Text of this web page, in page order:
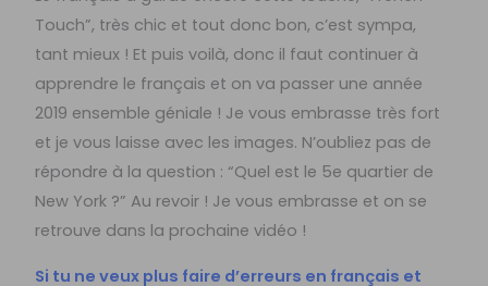
Touch”, très chic et tout donc bon, c’est sympa,
tant mieux ! Et puis voilà, donc il faut continuer à
apprendre le français et on va passer une année
2019 ensemble géniale ! Je vous embrasse très fort
et je vous laisse avec les images. N’oubliez pas de
répondre à la question : “Quel est le 5e quartier de
New York ?” Au revoir ! Je vous embrasse et on se
retrouve dans la prochaine vidéo !
Si tu ne veux plus faire d’erreurs en français et